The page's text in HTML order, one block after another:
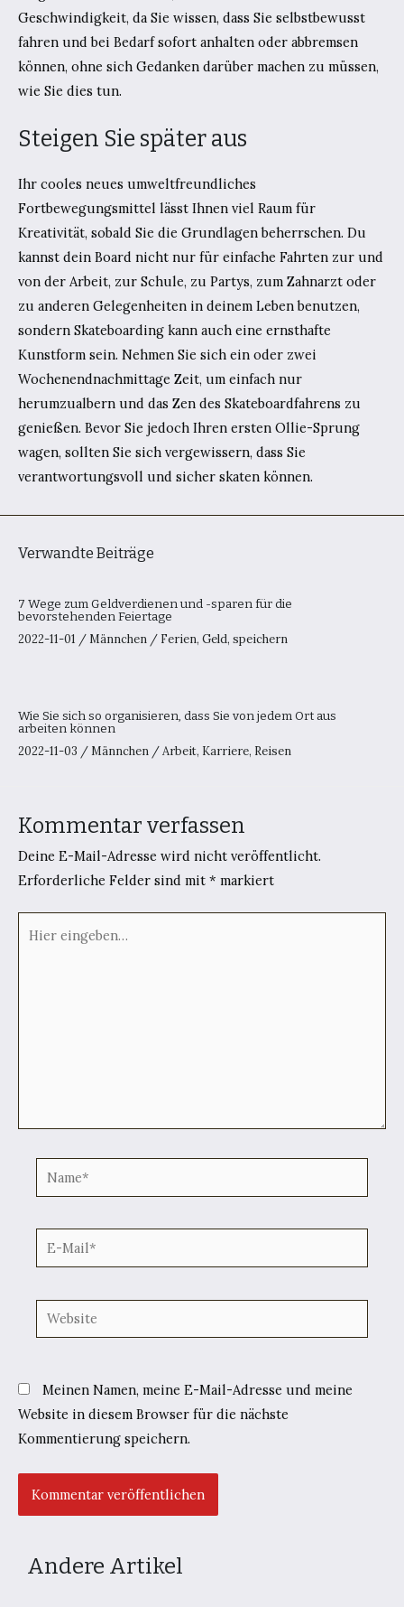
Geschwindigkeit, da Sie wissen, dass Sie selbstbewusst
fahren und bei Bedarf sofort anhalten oder abbremsen
können, ohne sich Gedanken darüber machen zu müssen,
wie Sie dies tun.
Steigen Sie später aus
Ihr cooles neues umweltfreundliches
Fortbewegungsmittel lässt Ihnen viel Raum für
Kreativität, sobald Sie die Grundlagen beherrschen. Du
kannst dein Board nicht nur für einfache Fahrten zur und
von der Arbeit, zur Schule, zu Partys, zum Zahnarzt oder
zu anderen Gelegenheiten in deinem Leben benutzen,
sondern Skateboarding kann auch eine ernsthafte
Kunstform sein. Nehmen Sie sich ein oder zwei
Wochenendnachmittage Zeit, um einfach nur
herumzualbern und das Zen des Skateboardfahrens zu
genießen. Bevor Sie jedoch Ihren ersten Ollie-Sprung
wagen, sollten Sie sich vergewissern, dass Sie
verantwortungsvoll und sicher skaten können.
Verwandte Beiträge
7 Wege zum Geldverdienen und -sparen für die
bevorstehenden Feiertage
2022-11-01 /Männchen / Ferien, Geld, speichern
Wie Sie sich so organisieren, dass Sie von jedem Ort aus
arbeiten können
2022-11-03 /Männchen /Arbeit, Karriere, Reisen
Kommentar verfassen
Deine E-Mail-Adresse wird nicht veröffentlicht.
Erforderliche Felder sind mit * markiert
eingeben…
Name*
E-
Mail*
Website
Meinen Namen, meine E-Mail-Adresse und meine
Website in diesem Browser für die nächste
Kommentierung speichern.
Andere Artikel